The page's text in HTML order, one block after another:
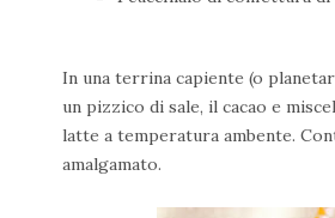
In una terrina capiente (o
un pizzico di sale, il cacao e
latte a temperatura ambente.
amalgamato.